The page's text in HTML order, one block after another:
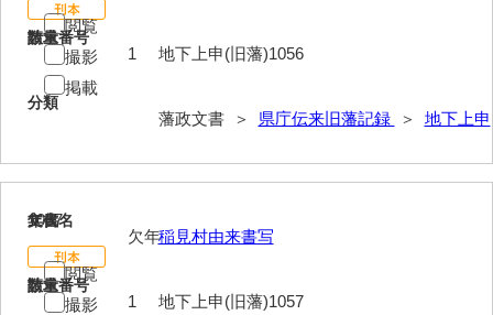
請求番号
地下上申(旧藩)1056
分類
藩政文書 ＞ 県庁伝来旧藩記録 ＞ 地下上申
数量
1
閲覧
撮影
掲載
1057
文書名
稲見村由来書写
請求番号
地下上申(旧藩)1057
年代
欠年
数量
1
閲覧
撮影